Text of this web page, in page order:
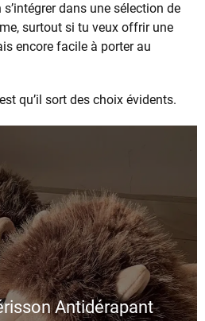
dans une sélection de
surtout si tu veux offrir une
encore facile à porter au
qu’il sort des choix évidents.
Antidérapant